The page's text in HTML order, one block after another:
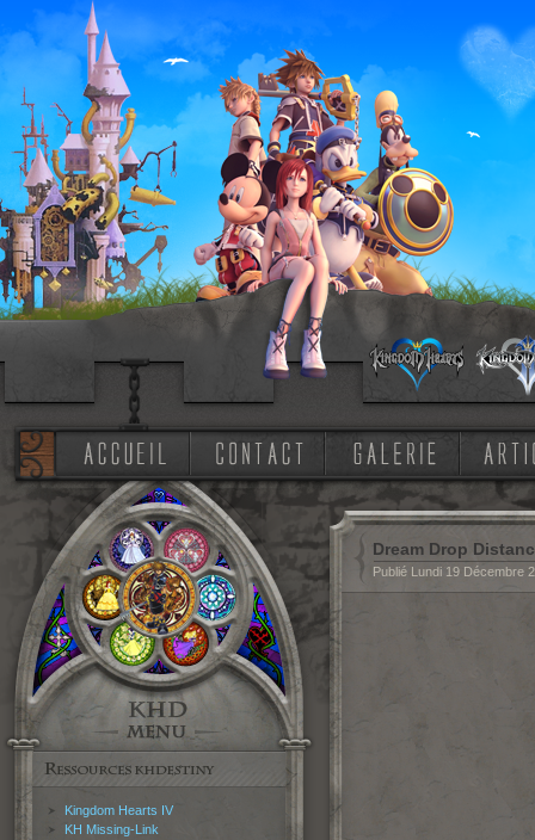
Kingdom Hearts IV
KH Missing-Link
Dream Drop
Publié Lundi 19 Décembre